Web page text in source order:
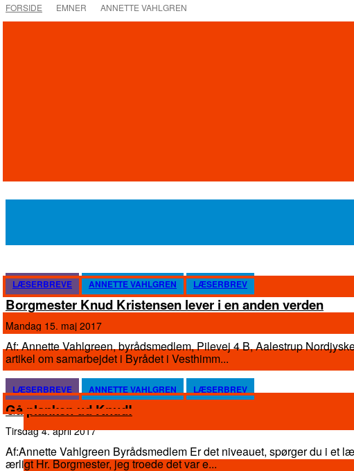
FORSIDE EMNER ANNETTE VAHLGREN
LÆSERBREVE ANNETTE VAHLGREN LÆSERBREV
Borgmester Knud Kristensen lever i en anden verden
mandag 15. maj 2017
Af: Annette Vahlgreen, byrådsmedlem, Pilevej 4 B, Aalestrup Nordjyske bragte 11.maj en stor
artikel om samarbejdet i Byrådet i Vesthimm...
LÆSERBREVE ANNETTE VAHLGREN LÆSERBREV
Gå planken ud Knud!
tirsdag 4. april 2017
Af:Annette Vahlgreen Byrådsmedlem Er det niveauet, spørger du i et læserbrev, 1.april. Helt
ærligt Hr. Borgmester, jeg troede det var e...